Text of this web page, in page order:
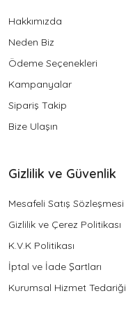
Hakkımızda
Neden Biz
Ödeme Seçenekleri
Kampanyalar
Sipariş Takip
Bize Ulaşın
Gizlilik ve Güvenlik
Mesafeli Satış Sözleşmesi
Gizlilik ve Çerez Politikası
K.V.K Politikası
İptal ve İade Şartları
Kurumsal Hizmet Tedariği